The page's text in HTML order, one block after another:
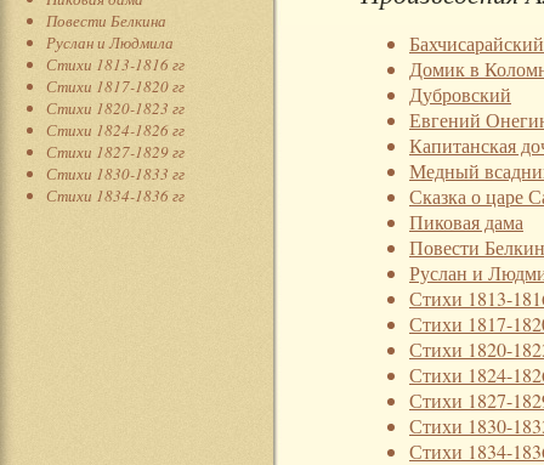
Повести Белкина
Руслан и Людмила
Стихи 1813-1816 гг
Стихи 1817-1820 гг
Стихи 1820-1823 гг
Стихи 1824-1826 гг
Стихи 1827-1829 гг
Стихи 1830-1833 гг
Стихи 1834-1836 гг
Домик в
Дубровский
Евгений
Капитанская
Медный
Сказка о царе
Пиковая дама
Повести
Руслан и
Стихи 1813-
Стихи 1817-
Стихи 1820-
Стихи 1824-
Стихи 1827-
Стихи 1830-
Стихи 1834-